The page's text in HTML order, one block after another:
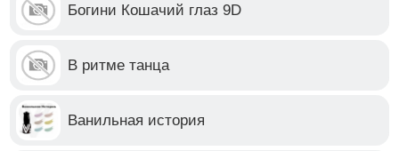
Богини Кошачий глаз 9D
В ритме танца
Ванильная история